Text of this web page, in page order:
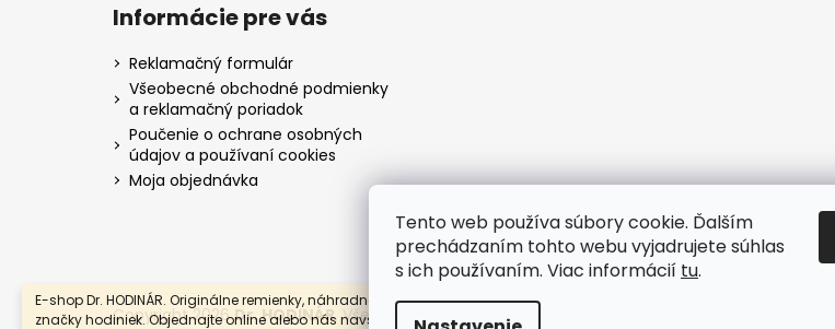
Tento web používa súbory cookie. Ďalším
prechádzaním tohto webu vyjadrujete súhlas
s ich používaním. Viac informácií tu.
E-shop Dr. HODINÁR. Originálne remienky, náhradné súčiastky a overené
značky hodiniek. Objednajte online alebo nás navštívte v OC Eurovea v
Informácie pre vás
Reklamačný formulár
Všeobecné obchodné podmienky
a reklamačný poriadok
Poučenie o ochrane osobných
údajov a používaní cookies
Moja objednávka
www.drhodinar.sk
Copyright 2026Dr. HODINÁR. Všetky práva vyhradené.